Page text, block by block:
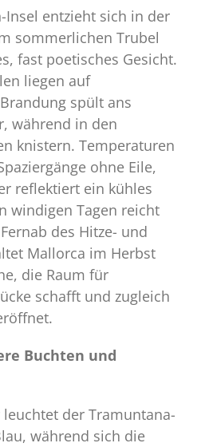
Insel entzieht sich in der
sommerlichen Trubel
fast poetisches Gesicht.
liegen auf
spült ans
während in den
knistern. Temperaturen
ohne Eile,
reflektiert ein kühles
windigen Tagen reicht
des Hitze- und
Mallorca im Herbst
die Raum für
schafft und zugleich
Buchten und
leuchtet der Tramuntana-
während sich die